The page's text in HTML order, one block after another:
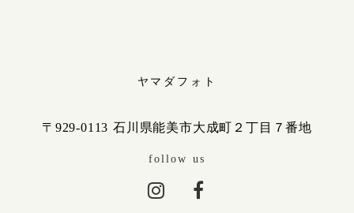
ヤマダフォト
〒929-0113 石川県能美市大成町２丁目７番地
follow us